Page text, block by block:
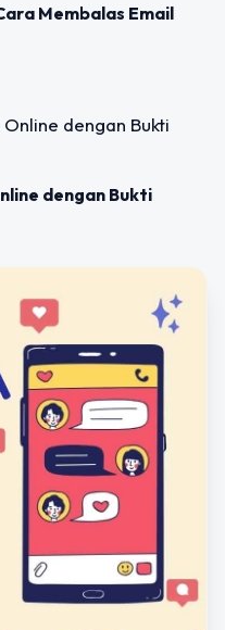
Membalas Email
dengan Bukti